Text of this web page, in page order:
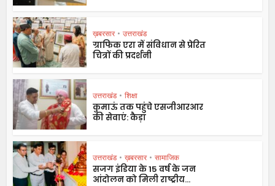
ख़बरसार • उत्तराखंड
ग्राफिक एरा में संविधान से प्रेरित
चित्रों की प्रदर्शनी
उत्तराखंड • शिक्षा
कुमाऊं तक पहुंचे एसजीआरआर
की सेवाएं: कैड़ा
उत्तराखंड • ख़बरसार • सामाजिक
सजग इंडिया के 15 वर्ष के जन
आंदोलन को मिली राष्ट्रीय...